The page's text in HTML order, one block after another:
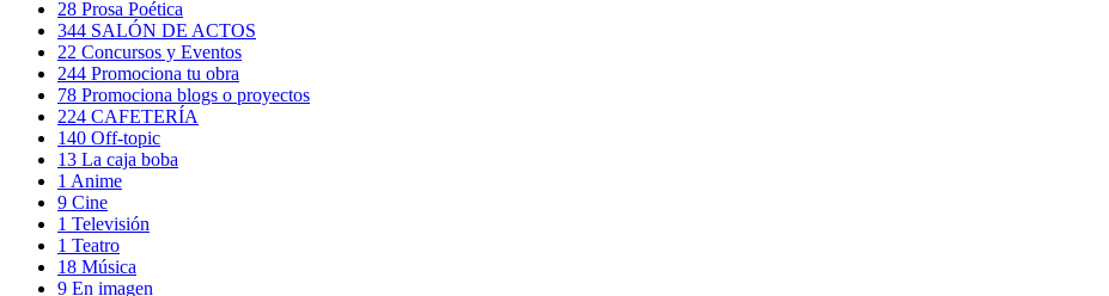
28 Prosa Poética
344 SALÓN DE ACTOS
22 Concursos y Eventos
244 Promociona tu obra
78 Promociona blogs o proyectos
224 CAFETERÍA
140 Off-topic
13 La caja boba
1 Anime
9 Cine
1 Televisión
1 Teatro
18 Música
9 En imagen